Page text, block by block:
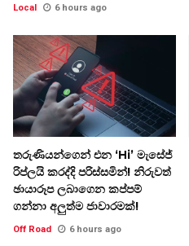
Local 6 hours ago
තරුණියන්ගෙන් එන ‘Hi’ මැසේජ්
රිප්ලයි කරද්දි පරිස්සමින්! නිරුවත්
ඡායාරූප ලබාගෙන කප්පම්
ගන්නා අලුත්ම ජාවාරමක්!
Off Road 6 hours ago